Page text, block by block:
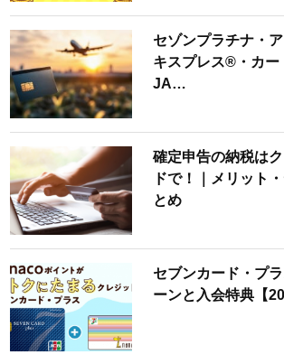
セゾンプラチナ・
キスプレス®・カー
JA…
確定申告の納税は
ドで！｜メリット
とめ
セブンカード・プ
ーンと入会特典【